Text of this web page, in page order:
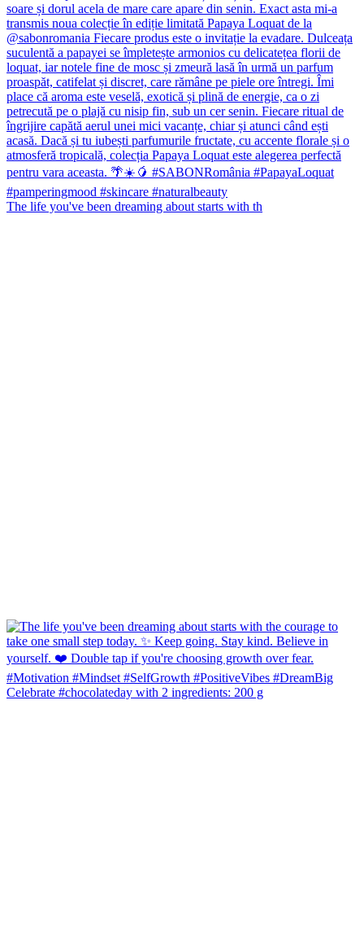
The life you've been dreaming about starts with th
Celebrate #chocolateday with 2 ingredients: 200 g